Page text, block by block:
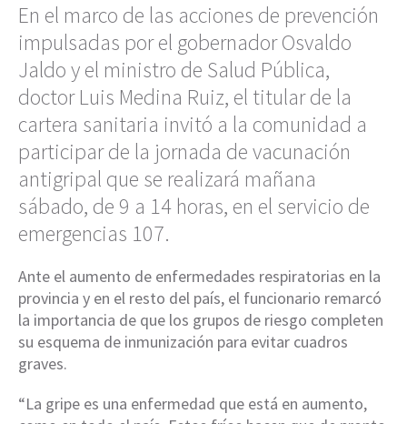
En el marco de las acciones de prevención
impulsadas por el gobernador Osvaldo
Jaldo y el ministro de Salud Pública,
doctor Luis Medina Ruiz, el titular de la
cartera sanitaria invitó a la comunidad a
participar de la jornada de vacunación
antigripal que se realizará mañana
sábado, de 9 a 14 horas, en el servicio de
emergencias 107.
Ante el aumento de enfermedades respiratorias en la
provincia y en el resto del país, el funcionario remarcó
la importancia de que los grupos de riesgo completen
su esquema de inmunización para evitar cuadros
graves.
“La gripe es una enfermedad que está en aumento,